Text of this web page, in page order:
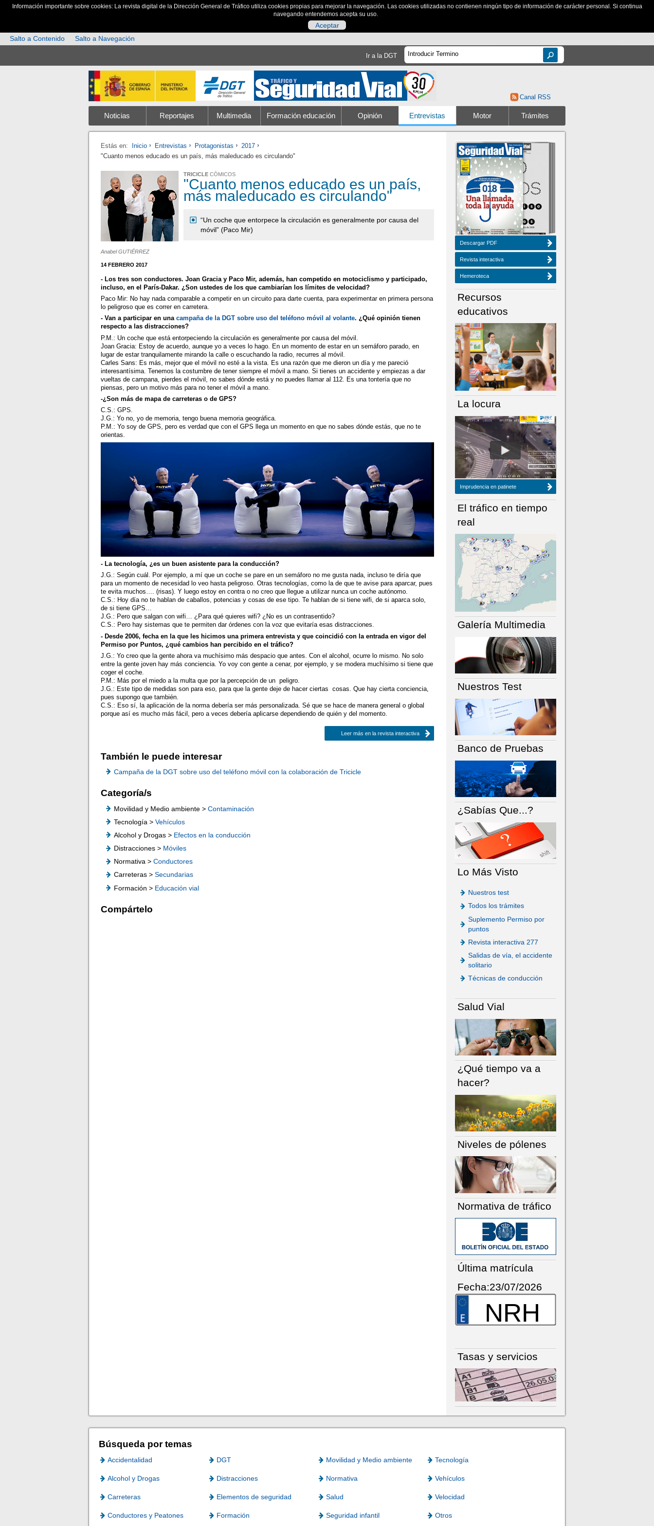
Información importante sobre cookies: La revista digital de la Dirección General de Tráfico utiliza cookies propias para mejorar la navegación. Las cookies utilizadas no contienen ningún tipo de información de carácter personal. Si continua
navegando entendemos acepta su uso.
Aceptar
Salto a Contenido
Salto a Navegación
Ir a la DGT
Canal RSS
Noticias Reportajes Multimedia Formación educación Opinión Entrevistas Motor Trámites
Estás en: Inicio Entrevistas Protagonistas
2017
"Cuanto menos educado es un país, más maleducado es circulando"
TRICICLE CÓMICOS
"Cuanto menos educado es un país,
más maleducado es circulando"
“Un coche que entorpece la circulación es generalmente por causa del
móvil” (Paco Mir)
Anabel GUTIÉRREZ
14 FEBRERO 2017
- Los tres son conductores. Joan Gracia y Paco Mir, además, han competido en motociclismo y participado,
incluso, en el París-Dakar. ¿Son ustedes de los que cambiarían los límites de velocidad?
Paco Mir: No hay nada comparable a competir en un circuito para darte cuenta, para experimentar en primera persona
lo peligroso que es correr en carretera.
- Van a participar en unacampaña de la DGT sobre uso del teléfono móvil al volante. ¿Qué opinión tienen
respecto a las distracciones?
P.M.: Un coche que está entorpeciendo la circulación es generalmente por causa del móvil.
Joan Gracia: Estoy de acuerdo, aunque yo a veces lo hago. En un momento de estar en un semáforo parado, en
lugar de estar tranquilamente mirando la calle o escuchando la radio, recurres al móvil.
Carles Sans: Es más, mejor que el móvil no esté a la vista. Es una razón que me dieron un día y me pareció
interesantísima. Tenemos la costumbre de tener siempre el móvil a mano. Si tienes un accidente y empiezas a dar
vueltas de campana, pierdes el móvil, no sabes dónde está y no puedes llamar al 112. Es una tontería que no
piensas, pero un motivo más para no tener el móvil a mano.
-¿Son más de mapa de carreteras o de GPS?
C.S.: GPS.
J.G.: Yo no, yo de memoria, tengo buena memoria geográfica.
P.M.: Yo soy de GPS, pero es verdad que con el GPS llega un momento en que no sabes dónde estás, que no te
orientas.
- La tecnología, ¿es un buen asistente para la conducción?
J.G.: Según cuál. Por ejemplo, a mí que un coche se pare en un semáforo no me gusta nada, incluso te diría que
para un momento de necesidad lo veo hasta peligroso. Otras tecnologías, como la de que te avise para aparcar, pues
te evita muchos…. (risas). Y luego estoy en contra o no creo que llegue a utilizar nunca un coche autónomo.
C.S.: Hoy día no te hablan de caballos, potencias y cosas de ese tipo. Te hablan de si tiene wifi, de si aparca solo,
de si tiene GPS…
J.G.: Pero que salgan con wifi… ¿Para qué quieres wifi? ¿No es un contrasentido?
C.S.: Pero hay sistemas que te permiten dar órdenes con la voz que evitaría esas distracciones.
- Desde 2006, fecha en la que les hicimos una primera entrevista y que coincidió con la entrada en vigor del
Permiso por Puntos, ¿qué cambios han percibido en el tráfico?
J.G.: Yo creo que la gente ahora va muchísimo más despacio que antes. Con el alcohol, ocurre lo mismo. No solo
entre la gente joven hay más conciencia. Yo voy con gente a cenar, por ejemplo, y se modera muchísimo si tiene que
coger el coche.
P.M.: Más por el miedo a la multa que por la percepción de un peligro.
J.G.: Este tipo de medidas son para eso, para que la gente deje de hacer ciertas cosas. Que hay cierta conciencia,
pues supongo que también.
C.S.: Eso sí, la aplicación de la norma debería ser más personalizada. Sé que se hace de manera general o global
porque así es mucho más fácil, pero a veces debería aplicarse dependiendo de quién y del momento.
Leer más en la revista interactiva
También le puede interesar
Campaña de la DGT sobre uso del teléfono móvil con la colaboración de Tricicle
Categoría/s
Movilidad y Medio ambiente >Contaminación
Tecnología >Vehículos
Alcohol y Drogas > Efectos en la conducción
Distracciones > Móviles
Normativa >Conductores
Carreteras >Secundarias
Formación > Educación vial
Compártelo
NÚMERO ACTUAL HEMEROTECA
Descargar PDF
Revista interactiva
Hemeroteca
Recursos
educativos
La locura
Imprudencia en patinete
El tráfico en tiempo
real
Galería Multimedia
Nuestros Test
Banco de Pruebas
¿Sabías Que...?
Lo Más Visto
Nuestros test
Todos los trámites
Suplemento Permiso por
puntos
Revista interactiva 277
Salidas de vía, el accidente
solitario
Técnicas de conducción
Salud Vial
¿Qué tiempo va a
hacer?
Niveles de pólenes
Normativa de tráfico
Última matrícula
Fecha:23/07/2026
NRH
Tasas y servicios
Búsqueda por temas
Accidentalidad DGT Movilidad y Medio ambiente Tecnología
Alcohol y Drogas Distracciones Normativa Vehículos
Carreteras Elementos de seguridad Salud Velocidad
Conductores y Peatones Formación Seguridad infantil Otros